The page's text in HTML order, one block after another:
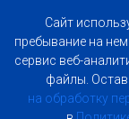
©
Caйт
пpeбывaниe нa
cepвиc вeб-
фaйлы.
нa oбpaбoтку